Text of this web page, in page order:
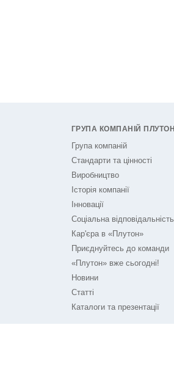
ГРУПА КОМПАНІЙ ПЛУТОН
Група компаній
Стандарти та цінності
Виробництво
Історія компанії
Інновації
Соціальна відповідальність
Кар'єра в «Плутон»
Приєднуйтесь до команди
«Плутон» вже сьогодні!
Новини
Статті
Каталоги та презентації